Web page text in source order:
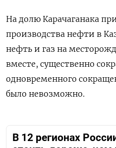
На долю Карачаганака
производства нефти в
нефть и газ на
вместе, существенно
одновременного
было невозможно.
В 12 регионах